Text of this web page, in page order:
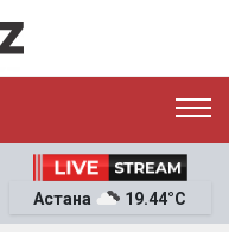
Астана 19.44°C